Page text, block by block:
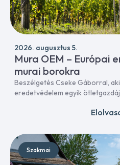
2026. augusztus 5.
Mura OEM – Európai
murai borokra
Beszélgetés Cseke Gáborral,
eredetvédelem egyik
Szakmai